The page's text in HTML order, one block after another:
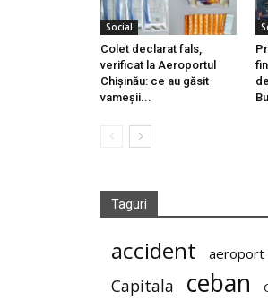
Social
Colet declarat fals,
verificat la Aeroportul
Chișinău: ce au găsit
vameșii...
Taguri
accident aeroport
Capitala ceban